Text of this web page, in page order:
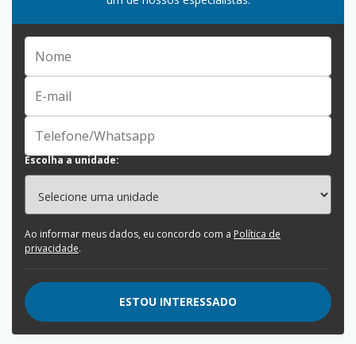
Escolha a unidade:
Ao informar meus dados, eu concordo com a Política de
privacidade.
ESTOU INTERESSADO